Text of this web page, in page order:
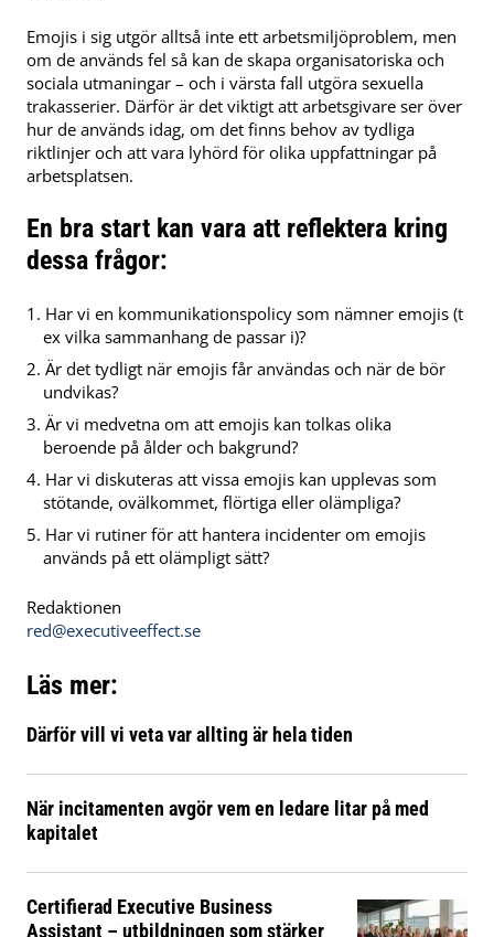
Emojis i sig utgör alltså inte ett arbetsmiljöproblem, men
om de används fel så kan de skapa organisatoriska och
sociala utmaningar – och i värsta fall utgöra sexuella
trakasserier. Därför är det viktigt att arbetsgivare ser över
hur de används idag, om det finns behov av tydliga
riktlinjer och att vara lyhörd för olika uppfattningar på
arbetsplatsen.
En bra start kan vara att reflektera kring
dessa frågor:
Har vi en kommunikationspolicy som nämner emojis (t
ex vilka sammanhang de passar i)?
Är det tydligt när emojis får användas och när de bör
undvikas?
Är vi medvetna om att emojis kan tolkas olika
beroende på ålder och bakgrund?
Har vi diskuteras att vissa emojis kan upplevas som
stötande, ovälkommet, flörtiga eller olämpliga?
Har vi rutiner för att hantera incidenter om emojis
används på ett olämpligt sätt?
Redaktionen
red@executiveeffect.se
Läs mer:
Därför vill vi veta var allting är hela tiden
När incitamenten avgör vem en ledare litar på med
kapitalet
Certifierad Executive Business
Assistant – utbildningen som stärker